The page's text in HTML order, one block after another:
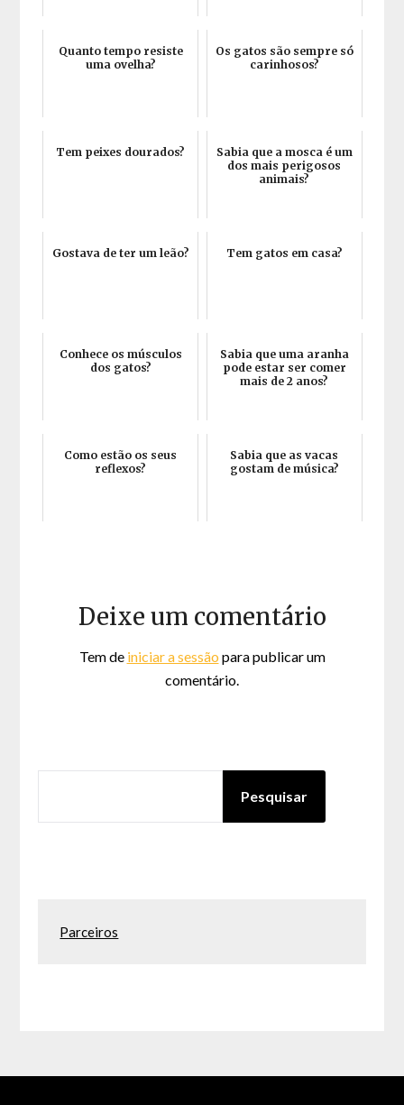
Quanto tempo resiste
uma ovelha?
Os gatos são sempre só
carinhosos?
Tem peixes dourados?
Sabia que a mosca é um
dos mais perigosos
animais?
Gostava de ter um leão? Tem gatos em casa?
Conhece os músculos
dos gatos?
Sabia que uma aranha
pode estar ser comer
mais de 2 anos?
Como estão os seus
reflexos?
Sabia que as vacas
gostam de música?
Deixe um comentário
Tem de iniciar a sessão para publicar um
comentário.
Pesquisar
Parceiros